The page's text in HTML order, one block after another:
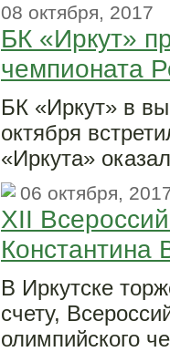
08 октября, 2017
БК «Иркут»
чемпионата
БК «Иркут» в
октября
«Иркута»
06 октября,
XII
Константина
В Иркутске
счету,
олимпийского